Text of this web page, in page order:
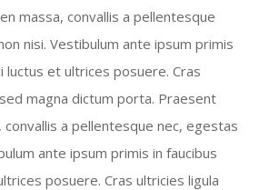
massa, convallis a pellentesque
nisi. Vestibulum ante ipsum primis
luctus et ultrices posuere. Cras
magna dictum porta. Praesent
convallis a pellentesque nec, egestas
ante ipsum primis in faucibus
posuere. Cras ultricies ligula